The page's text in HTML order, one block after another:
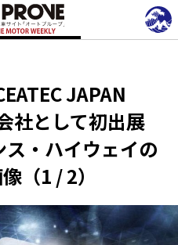
JAPAN
社として初出展
・ハイウェイの
（1 / 2）